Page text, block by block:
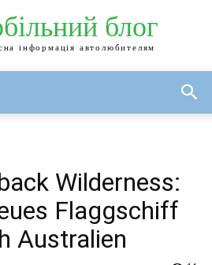
блог
інформація автолюбителям
Wilderness:
Flaggschiff
Australien